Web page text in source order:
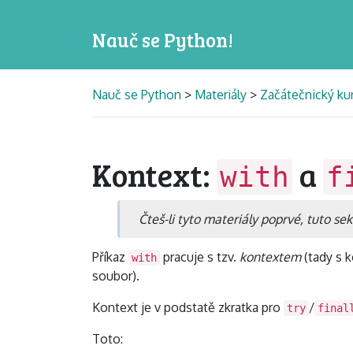
Nauč se Python!
Nauč se Python > Materiály > Začátečnický
Kontext: with a
Čteš-li tyto materiály poprvé, tuto
Příkaz with pracuje s tzv. kontextem(tady s
soubor).
Kontext je v podstatě zkratka pro
try /
Toto: